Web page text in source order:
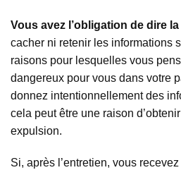
Vous avez l’obligation de dire
cacher ni retenir les informations
raisons pour lesquelles vous
dangereux pour vous dans votre
donnez intentionnellement des
cela peut être une raison
expulsion.
Si, après l’entretien, vous